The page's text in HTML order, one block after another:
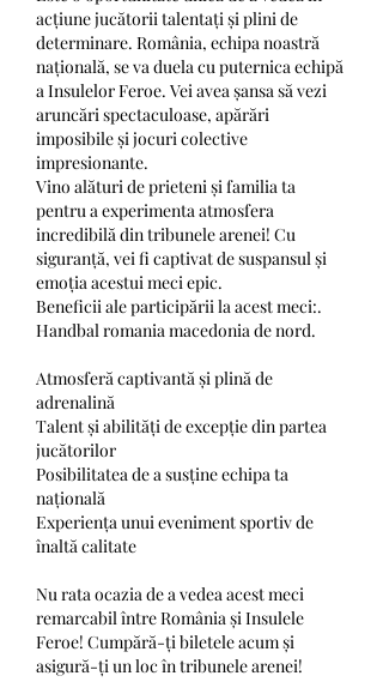
acțiune jucătorii talentați și plini de
determinare. România, echipa noastră
națională, se va duela cu puternica echipă
a Insulelor Feroe. Vei avea șansa să vezi
aruncări spectaculoase, apărări
imposibile și jocuri colective
impresionante.
Vino alături de prieteni și familia ta
pentru a experimenta atmosfera
incredibilă din tribunele arenei! Cu
siguranță, vei fi captivat de suspansul și
emoția acestui meci epic.
Beneficii ale participării la acest meci:.
Handbal romania macedonia de nord.
Atmosferă captivantă și plină de
adrenalină
Talent și abilități de excepție din partea
jucătorilor
Posibilitatea de a susține echipa ta
națională
Experiența unui eveniment sportiv de
înaltă calitate
Nu rata ocazia de a vedea acest meci
remarcabil între România și Insulele
Feroe! Cumpără-ți biletele acum și
asigură-ți un loc în tribunele arenei!